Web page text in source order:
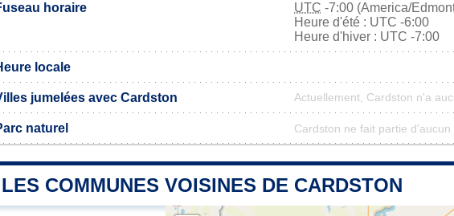
horaire UTC -7:00 (America/
Heure d'été : UTC -6:00
Heure d'hiver : UTC -7:00
locale
jumelées avec Cardston Actuellement, Cardston n'a
naturel Cardston ne fait partie d'aucun
LES COMMUNES VOISINES DE CARDSTON